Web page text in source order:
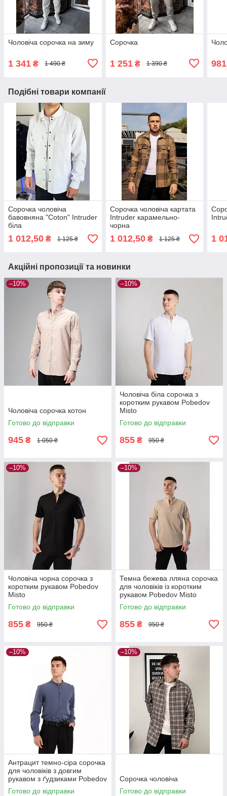
Чоловіча сорочка на зиму
1 341 ₴ 1 490 ₴
Сорочка
1 251₴ 1 390 ₴ 981
Подібні товари компанії
Сорочка чоловіча
бавовняна "Coton" Intruder
біла
1 012,50 ₴ 1 125 ₴
Сорочка чоловіча картата
Intruder карамельно-
чорна
1 012,50₴ 1 125 ₴ 1
Акційні пропозиції та новинки
–10%
Чоловіча сорочка котон
Готово до відправки
945 ₴ 1 050 ₴
–10%
Чоловіча біла сорочка з
коротким рукавом Pobedov
Misto
Готово до відправки
855 ₴ 950 ₴
–10%
Чоловіча чорна сорочка з
коротким рукавом Pobedov
Misto
Готово до відправки
855 ₴ 950 ₴
–10%
Темна бежева лляна сорочка
для чоловіків із коротким
рукавом Pobedov Misto
Готово до відправки
855 ₴ 950 ₴
–10%
Антрацит темно-сіра сорочка
для чоловіків з довгим
рукавом з ґудзиками Pobedov
Legend
Готово до відправки
–10%
Сорочка чоловіча
Готово до відправки